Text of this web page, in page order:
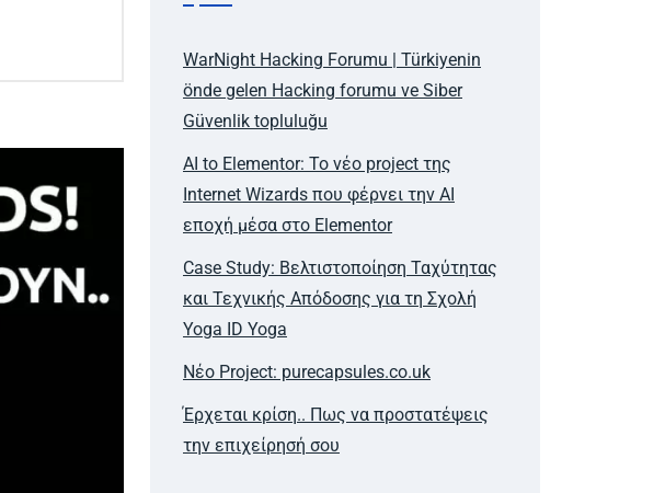
WarNight Hacking Forumu | Türkiyenin
önde gelen Hacking forumu ve Siber
Güvenlik topluluğu
AI to Elementor: Το νέο project της
Internet Wizards που φέρνει την AI
εποχή μέσα στο Elementor
Case Study: Βελτιστοποίηση Ταχύτητας
και Τεχνικής Απόδοσης για τη Σχολή
Yoga ID Yoga
Νέο Project: purecapsules.co.uk
Έρχεται κρίση.. Πως να προστατέψεις
την επιχείρησή σου